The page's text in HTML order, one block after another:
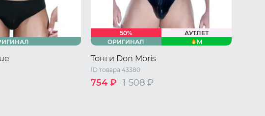
50%
АУТЛЕТ
ОРИГИНАЛ
M
Тонги Don Moris
ID товара 43380
754 ₽ 1 508 ₽